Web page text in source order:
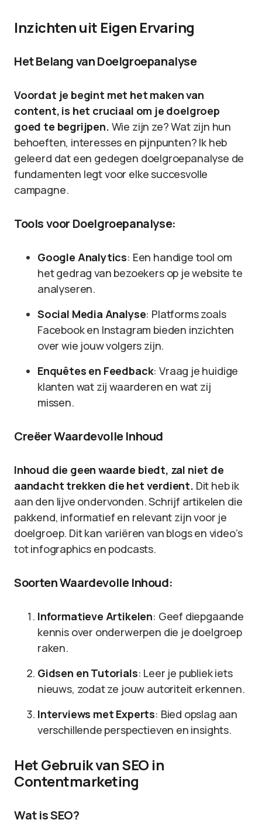
Inzichten uit Eigen Ervaring
Het Belang van Doelgroepanalyse
Voordat je begint met het maken van
content, is het cruciaal om je doelgroep
goed te begrijpen. Wie zijn ze? Wat zijn hun
behoeften, interesses en pijnpunten? Ik heb
geleerd dat een gedegen doelgroepanalyse de
fundamenten legt voor elke succesvolle
campagne.
Tools voor Doelgroepanalyse:
Google Analytics: Een handige tool om
het gedrag van bezoekers op je website te
analyseren.
Social Media Analyse: Platforms zoals
Facebook en Instagram bieden inzichten
over wie jouw volgers zijn.
Enquêtes en Feedback: Vraag je huidige
klanten wat zij waarderen en wat zij
missen.
Creëer Waardevolle Inhoud
Inhoud die geen waarde biedt, zal niet de
aandacht trekken die het verdient. Dit heb ik
aan den lijve ondervonden. Schrijf artikelen die
pakkend, informatief en relevant zijn voor je
doelgroep. Dit kan variëren van blogs en video’s
tot infographics en podcasts.
Soorten Waardevolle Inhoud:
Informatieve Artikelen: Geef diepgaande
kennis over onderwerpen die je doelgroep
raken.
Gidsen en Tutorials: Leer je publiek iets
nieuws, zodat ze jouw autoriteit erkennen.
Interviews met Experts: Bied opslag aan
verschillende perspectieven en insights.
Het Gebruik van SEO in
Contentmarketing
Wat is SEO?